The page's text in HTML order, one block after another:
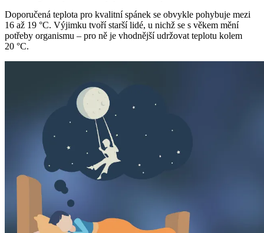
Doporučená teplota pro kvalitní spánek se obvykle pohybuje mezi
16 až 19 °C. Výjimku tvoří starší lidé, u nichž se s věkem mění
potřeby organismu – pro ně je vhodnější udržovat teplotu kolem
20 °C.